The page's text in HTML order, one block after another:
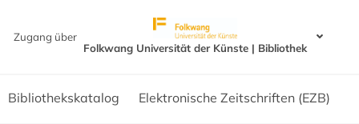
Zugang über
Folkwang Universität der Künste | Bibliothek
Bibliothekskatalog Elektronische Zeitschriften (EZB)